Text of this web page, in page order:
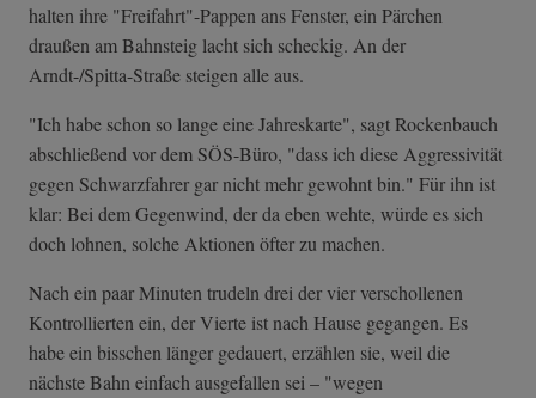
halten ihre "Freifahrt"-Pappen ans Fenster, ein Pärchen
draußen am Bahnsteig lacht sich scheckig. An der
Arndt-/Spitta-Straße steigen alle aus.
"Ich habe schon so lange eine Jahreskarte", sagt Rockenbauch
abschließend vor dem SÖS-Büro, "dass ich diese Aggressivität
gegen Schwarzfahrer gar nicht mehr gewohnt bin." Für ihn ist
klar: Bei dem Gegenwind, der da eben wehte, würde es sich
doch lohnen, solche Aktionen öfter zu machen.
Nach ein paar Minuten trudeln drei der vier verschollenen
Kontrollierten ein, der Vierte ist nach Hause gegangen. Es
habe ein bisschen länger gedauert, erzählen sie, weil die
nächste Bahn einfach ausgefallen sei – "wegen